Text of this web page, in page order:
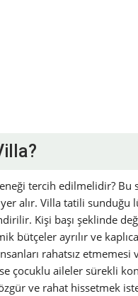
tercih edilmelidir? Bu
alır. Villa tatili sunduğu
Kişi başı şeklinde
bütçeler ayrılır ve
rahatsız
çocuklu aileler sürekli
ve rahat hissetmek